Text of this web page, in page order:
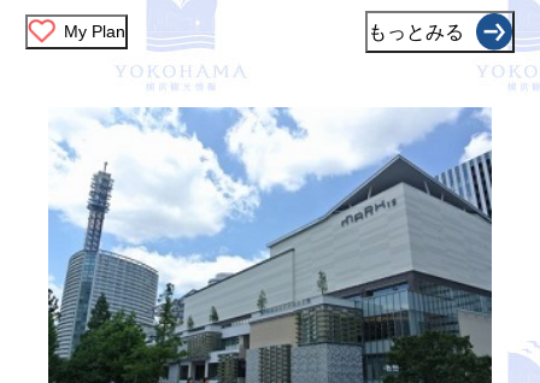
My Plan もっとみる